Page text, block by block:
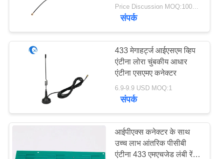
खोलने वाला अंत
Price Discussion MOQ:100PCS
संपर्क
433 मेगाहर्ट्ज आईएसएम व्हिप
एंटीना लोरा चुंबकीय आधार
एंटीना एसएमए कनेक्टर
6.9-9.9 USD MOQ:1
संपर्क
आईपीएक्स कनेक्टर के साथ
उच्च लाभ आंतरिक पीसीबी
एंटीना 433 एमएचजेड लंबी रेंज